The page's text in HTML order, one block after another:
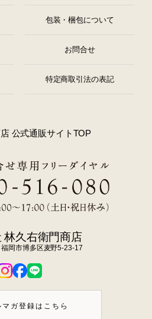
包装・梱包について
お問合せ
特定商取引法の表記
公式通販サイトTOP
林久右衛門商店
岡市博多区麦野5-23-17
マガ登録はこちら